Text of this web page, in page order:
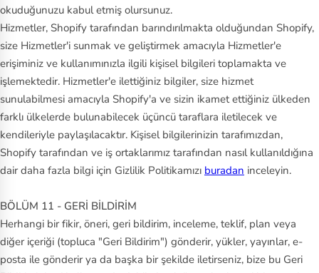
okuduğunuzu kabul etmiş olursunuz.
Hizmetler, Shopify tarafından barındırılmakta olduğundan Shopify,
size Hizmetler'i sunmak ve geliştirmek amacıyla Hizmetler'e
erişiminiz ve kullanımınızla ilgili kişisel bilgileri toplamakta ve
işlemektedir. Hizmetler'e ilettiğiniz bilgiler, size hizmet
sunulabilmesi amacıyla Shopify'a ve sizin ikamet ettiğiniz ülkeden
farklı ülkelerde bulunabilecek üçüncü taraflara iletilecek ve
kendileriyle paylaşılacaktır. Kişisel bilgilerinizin tarafımızdan,
Shopify tarafından ve iş ortaklarımız tarafından nasıl kullanıldığına
dair daha fazla bilgi için Gizlilik Politikamızı buradan inceleyin.
BÖLÜM 11 - GERİ BİLDİRİM
Herhangi bir fikir, öneri, geri bildirim, inceleme, teklif, plan veya
diğer içeriği (topluca "Geri Bildirim") gönderir, yükler, yayınlar, e-
posta ile gönderir ya da başka bir şekilde iletirseniz, bize bu Geri